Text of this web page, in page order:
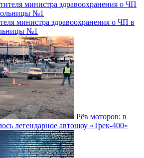
министра здравоохранения о ЧП в
№1
Рёв моторов: в
легендарное автошоу «Трек-400»